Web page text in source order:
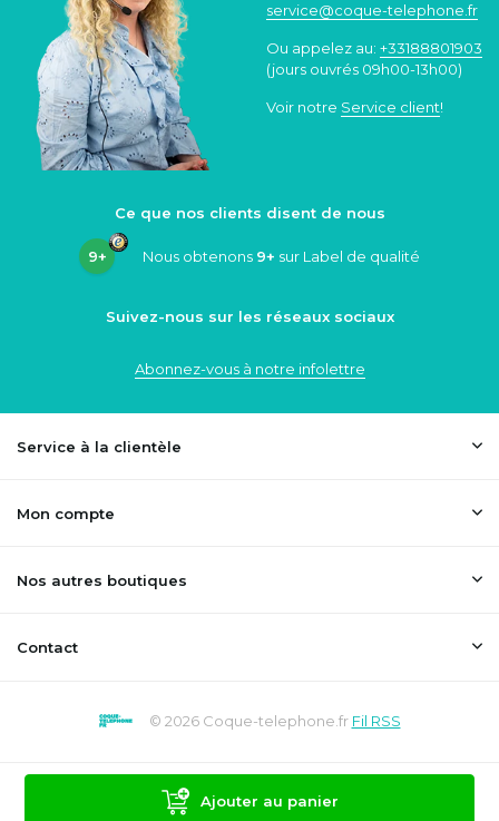
Ajouter au panier
service@coque-telephone.fr
Ou appelez au: +33188801903
(jours ouvrés 09h00-13h00)
Voir notre Service client!
Ce que nos clients disent de nous
9+ Nous obtenons 9+ sur Label de qualité
Suivez-nous sur les réseaux sociaux
Abonnez-vous à notre infolettre
Service à la clientèle
Mon compte
Nos autres boutiques
Contact
© 2026 Coque-telephone.fr Fil RSS